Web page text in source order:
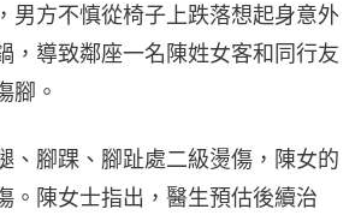
男方不慎從椅子上跌落想起身意外
，導致鄰座一名陳姓女客和同行友
腳。
、腳踝、腳趾處二級燙傷，陳女的
。陳女士指出，醫生預估後續治